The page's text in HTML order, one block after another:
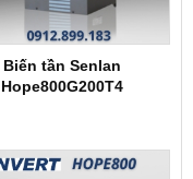
Biến tần Senlan
Hope800G200T4